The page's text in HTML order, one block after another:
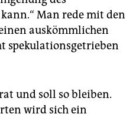
Man rede mit den
auskömmlichen
spekulationsgetrieben
und soll so bleiben.
wird sich ein